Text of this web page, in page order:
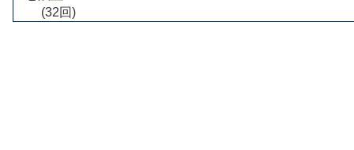
(32回)